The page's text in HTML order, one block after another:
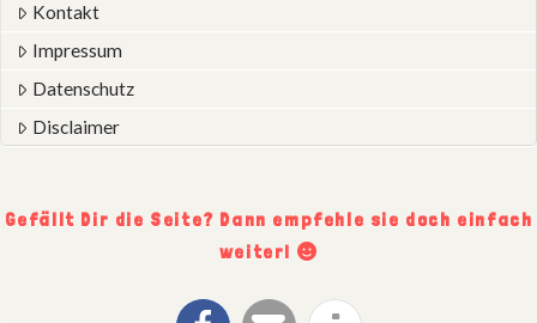
Kontakt
Impressum
Datenschutz
Disclaimer
Gefällt Dir die Seite? Dann empfehle sie doch einfach
weiter!